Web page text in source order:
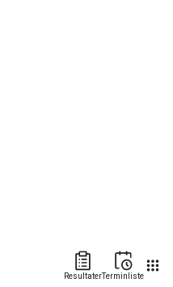
ResultaterTerminliste